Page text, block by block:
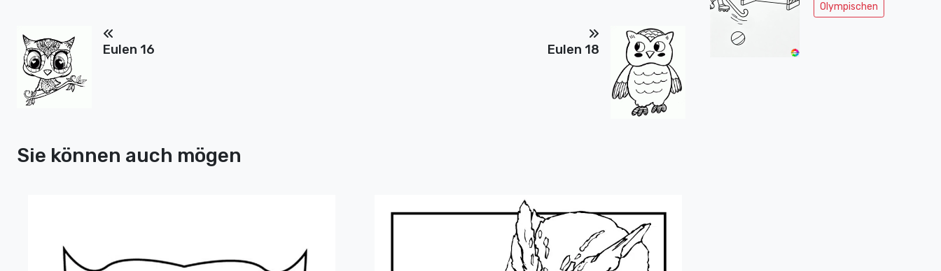
Eulen 16 Eulen 18
Sie können auch mögen
Olympischen